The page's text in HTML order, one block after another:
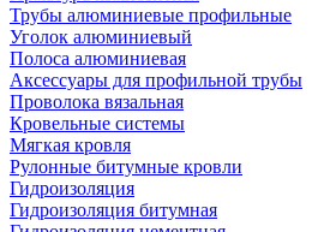
Трубы алюминиевые профильные
Уголок алюминиевый
Полоса алюминиевая
Аксессуары для профильной трубы
Проволока вязальная
Кровельные системы
Мягкая кровля
Рулонные битумные кровли
Гидроизоляция
Гидроизоляция битумная